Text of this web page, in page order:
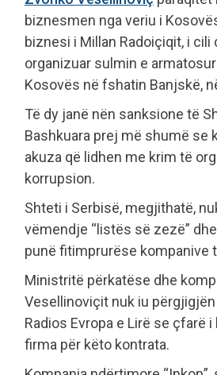
biznesmen nga veriu i
biznesi i Millan Radoiçiqit, i
organizuar sulmin e
Kosovës në fshatin Banjskë,
Të dy janë nën sanksione të
Bashkuara prej më shumë se
akuza që lidhen me krim të
korrupsion.
Shteti i Serbisë, megjithatë,
vëmendje “listës së zezë”
punë fitimprurëse kompanive
Ministritë përkatëse dhe
Vesellinoviçit nuk iu
Radios Evropa e Lirë se çfarë
firma për këto kontrata.